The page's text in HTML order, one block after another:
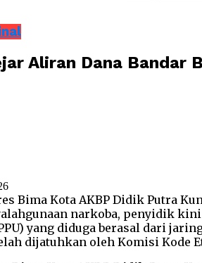
Aliran Dana Bandar